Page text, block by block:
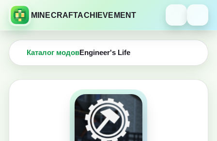
MINECRAFTACHIEVEMENT
Каталог модовEngineer's Life